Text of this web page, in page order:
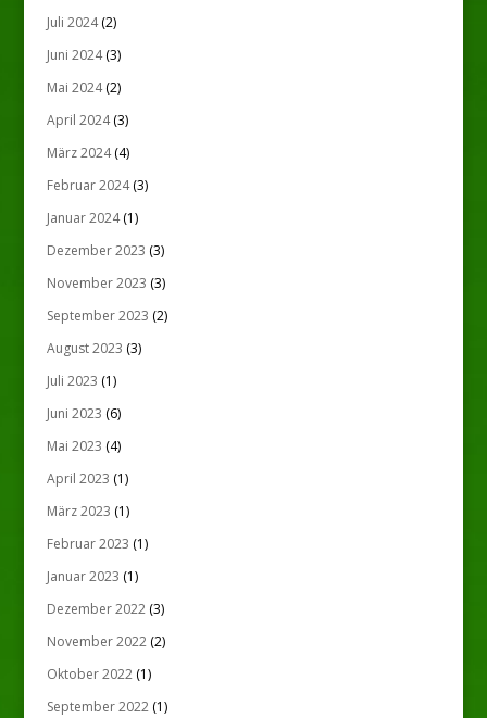
Juli 2024(2)
Juni 2024(3)
Mai 2024(2)
April 2024(3)
März 2024(4)
Februar 2024(3)
Januar 2024(1)
Dezember 2023 (3)
November 2023 (3)
September 2023 (2)
August 2023 (3)
Juli 2023 (1)
Juni 2023 (6)
Mai 2023 (4)
April 2023 (1)
März 2023 (1)
Februar 2023 (1)
Januar 2023 (1)
Dezember 2022(3)
November 2022(2)
Oktober 2022(1)
September 2022(1)